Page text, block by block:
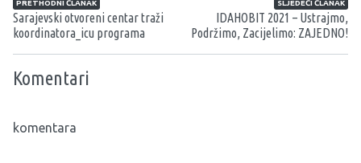
PRETHODNI ČLANAK
Sarajevski otvoreni centar traži
koordinatora_icu programa
SLJEDEĆI ČLANAK
IDAHOBIT 2021 – Ustrajmo,
Podržimo, Zacijelimo: ZAJEDNO!
Komentari
komentara